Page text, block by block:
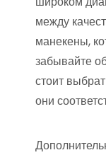
между
манекены,
забывайте
стоит
они